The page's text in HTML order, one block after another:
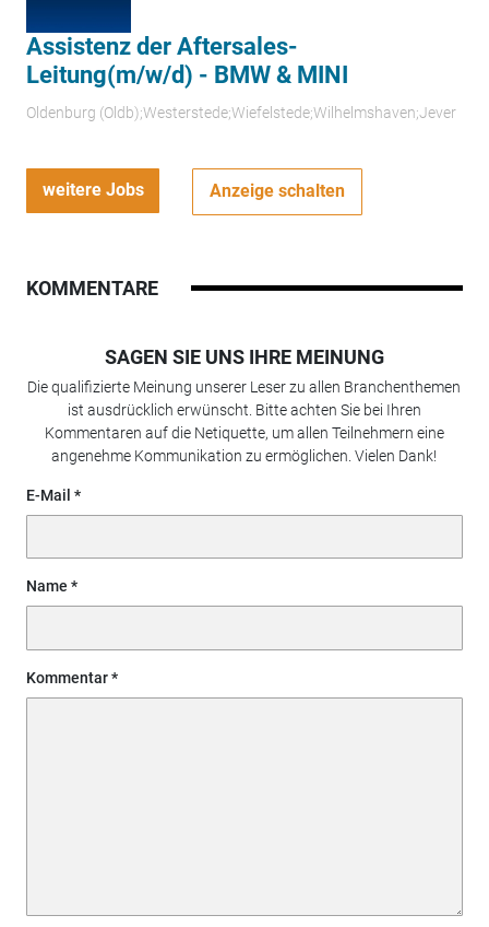
Assistenz der Aftersales-
Leitung(m/w/d) - BMW & MINI
Oldenburg (Oldb);Westerstede;Wiefelstede;Wilhelmshaven;Jever
weitere Jobs Anzeige schalten
KOMMENTARE
SAGEN SIE UNS IHRE MEINUNG
Die qualifizierte Meinung unserer Leser zu allen Branchenthemen
ist ausdrücklich erwünscht. Bitte achten Sie bei Ihren
Kommentaren auf die Netiquette, um allen Teilnehmern eine
angenehme Kommunikation zu ermöglichen. Vielen Dank!
E-Mail
Name
Kommentar